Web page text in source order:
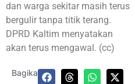
dan warga sekitar masih terus
bergulir tanpa titik terang.
DPRD Kaltim menyatakan
akan terus mengawal. (cc)
Bagikan: